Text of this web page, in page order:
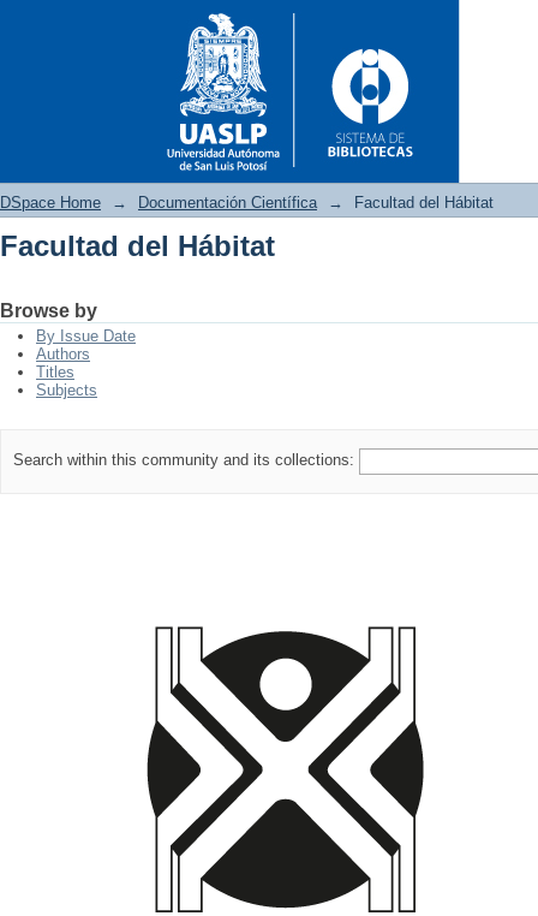
DSpace Home → Documentación Científica → Facultad del Hábitat
Facultad del Hábitat
Browse by
By Issue Date
Authors
Titles
Subjects
Search within this community and its collections: